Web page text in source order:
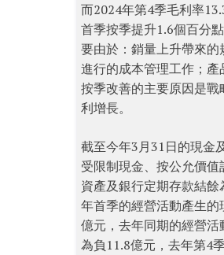
而2024年第4季毛利率
首季按季提升1.6個百分
要由於：銷量上升帶來
進行的成本管理工作；產
按季改善的主要原因是
利增長。
截至今年3月31日的現金
受限制現金、按公允價值
資產及銀行定期存款結
年首季的經營活動產生的
億元，去年同期的經營
為負11.8億元，去年第4